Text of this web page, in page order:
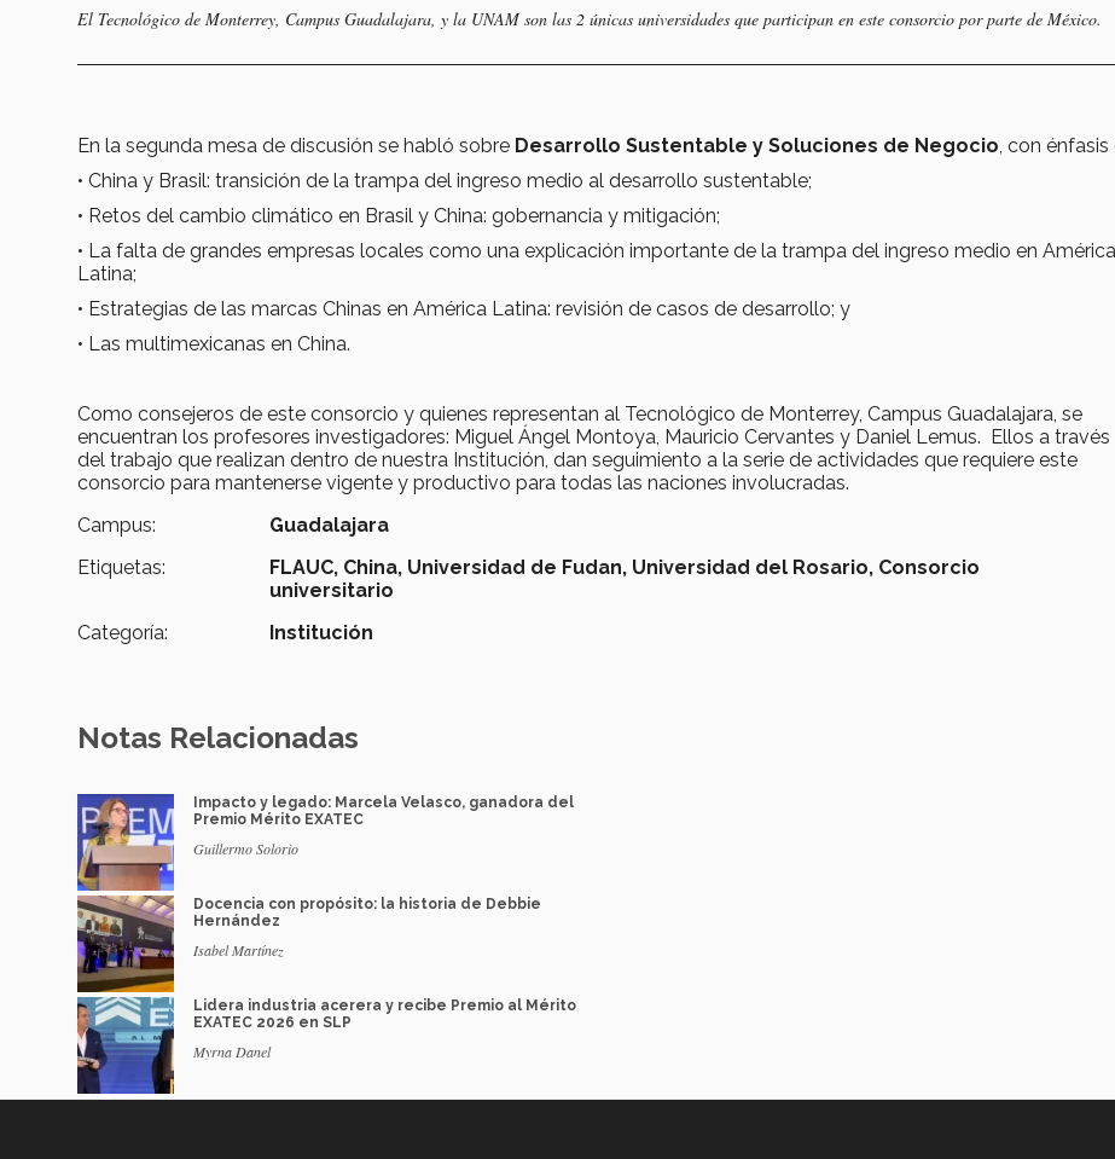
El Tecnológico de Monterrey, Campus Guadalajara, y la UNAM son las 2 únicas universidades que participan en este consorcio por parte de México.
En la segunda mesa de discusión se habló sobre Desarrollo Sustentable y Soluciones de Negocio, con énfasis
• China y Brasil: transición de la trampa del ingreso medio al desarrollo sustentable;
• Retos del cambio climático en Brasil y China: gobernancia y mitigación;
• La falta de grandes empresas locales como una explicación importante de la trampa del ingreso medio en América
Latina;
• Estrategias de las marcas Chinas en América Latina: revisión de casos de desarrollo; y
• Las multimexicanas en China.
Como consejeros de este consorcio y quienes representan al Tecnológico de Monterrey, Campus Guadalajara, se
encuentran los profesores investigadores: Miguel Ángel Montoya, Mauricio Cervantes y Daniel Lemus. Ellos a través
del trabajo que realizan dentro de nuestra Institución, dan seguimiento a la serie de actividades que requiere este
consorcio para mantenerse vigente y productivo para todas las naciones involucradas.
Campus:
Guadalajara
Etiquetas:
FLAUC, China, Universidad de Fudan, Universidad del Rosario, Consorcio
universitario
Categoría:
Institución
Notas Relacionadas
Impacto y legado: Marcela Velasco, ganadora del
Premio Mérito EXATEC
Guillermo Solorio
Docencia con propósito: la historia de Debbie
Hernández
Isabel Martínez
Lidera industria acerera y recibe Premio al Mérito
EXATEC 2026 en SLP
Myrna Danel